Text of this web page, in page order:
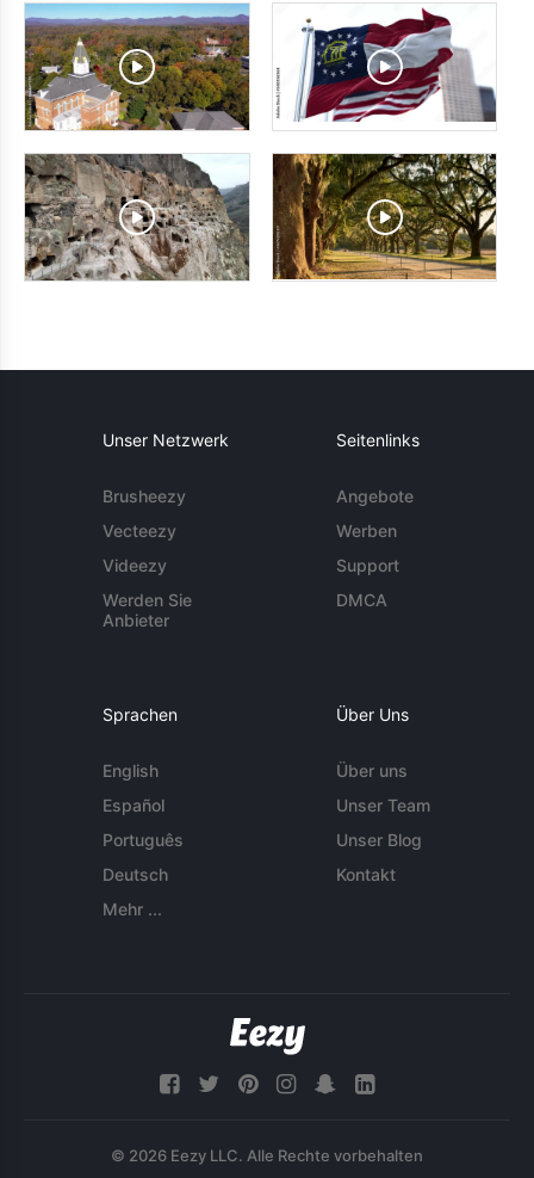
Unser Netzwerk
Brusheezy
Vecteezy
Videezy
Werden Sie
Anbieter
Seitenlinks
Angebote
Werben
Support
DMCA
Sprachen
English
Español
Português
Deutsch
Mehr ...
Über Uns
Über uns
Unser Team
Unser Blog
Kontakt
© 2026 Eezy LLC. Alle Rechte vorbehalten